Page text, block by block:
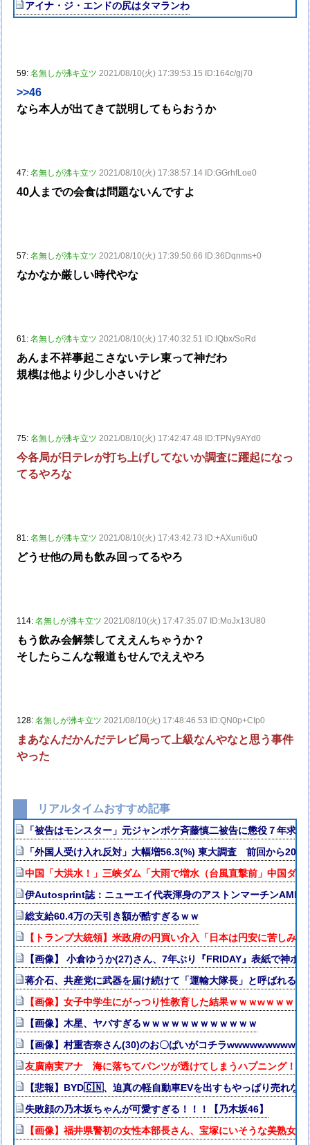
アイナ・ジ・エンドの尻はタマランわ
59:名無しが沸キ立ツ 2021/08/10(火) 17:39:53.15 ID:164c/gj70
>>46
なら本人が出てきて説明してもらおうか
47:名無しが沸キ立ツ 2021/08/10(火) 17:38:57.14 ID:GGrhfLoe0
40人までの会食は問題ないんですよ
57:名無しが沸キ立ツ 2021/08/10(火) 17:39:50.66 ID:36Dqnms+0
なかなか厳しい時代やな
61:名無しが沸キ立ツ 2021/08/10(火) 17:40:32.51 ID:IQbx/SoRd
あんま不祥事起こさないテレ東って神だわ
規模は他より少し小さいけど
75:名無しが沸キ立ツ 2021/08/10(火) 17:42:47.48 ID:TPNy9AYd0
今各局が日テレが打ち上げしてないか調査に躍起になっ
てるやろな
81:名無しが沸キ立ツ 2021/08/10(火) 17:43:42.73 ID:+AXuni6u0
どうせ他の局も飲み回ってるやろ
114:名無しが沸キ立ツ 2021/08/10(火) 17:47:35.07 ID:MoJx13U80
もう飲み会解禁してええんちゃうか？
そしたらこんな報道もせんでええやろ
128:名無しが沸キ立ツ 2021/08/10(火) 17:48:46.53 ID:QN0p+CIp0
まあなんだかんだテレビ局って上級なんやなと思う事件
やった
リアルタイムおすすめ記事
「被告はモンスター」元ジャンポケ斉藤慎二被告に懲役７年求
「外国人受け入れ反対」大幅増56.3(%) 東大調査 前回から20ポ
中国「大洪水！」三峡ダム「大雨で増水（台風直撃前」中国ダ
伊Autosprint誌：ニューエイ代表渾身のアストンマーチン
総支給60.4万の天引き額が酷すぎるｗｗ
【トランプ大統領】米政府の円買い介入「日本は円安に苦しみ
【画像】 小倉ゆうか(27)さん、7年ぶり『FRIDAY』表紙で神ボ
蒋介石、共産党に武器を届け続けて「運輸大隊長」と呼ばれる
【画像】女子中学生にがっつり性教育した結果ｗｗｗwｗｗｗｗ
【画像】木星、ヤバすぎるｗｗｗｗｗｗｗｗｗｗｗｗ
【画像】村重杏奈さん(30)のお〇ぱいがコチラ
友廣南実アナ 海に落ちてパンツが透けてしまうハプニング！！
【悲報】BYD🇨🇳、迫真の軽自動車EVを出すもやっぱり売れない
失敗顔の乃木坂ちゃんが可愛すぎる！！！【乃木坂46】
【画像】福井県警初の女性本部長さん、宝塚にいそうな美熟女